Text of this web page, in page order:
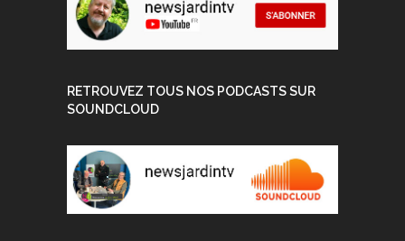
RETROUVEZ TOUS NOS PODCASTS SUR
SOUNDCLOUD